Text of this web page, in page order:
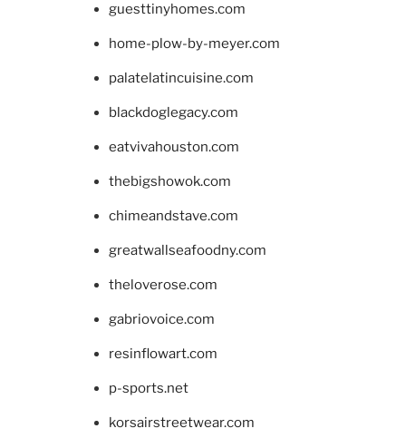
guesttinyhomes.com
home-plow-by-meyer.com
palatelatincuisine.com
blackdoglegacy.com
eatvivahouston.com
thebigshowok.com
chimeandstave.com
greatwallseafoodny.com
theloverose.com
gabriovoice.com
resinflowart.com
p-sports.net
korsairstreetwear.com